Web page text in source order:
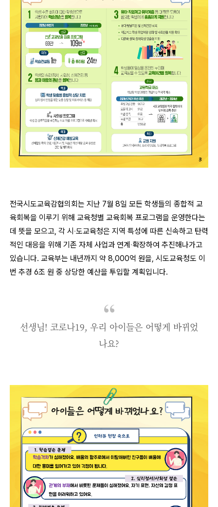
전국시도교육감협의회는 지난 7월 8일 모든 학생들의 종합적 교
육회복을 이루기 위해 교육청별 교육회복 프로그램을 운영한다는
데 뜻을 모으고, 각 시‧도교육청은 지역 특성에 따른 신속하고 탄력
적인 대응을 위해 기존 자체 사업과 연계‧확장하여 추진해나가고
있습니다. 교육부는 내년까지 약 8,000억 원을, 시도교육청도 이
번 추경 6조 원 중 상당한 예산을 투입할 계획입니다.
선생님! 코로나19, 우리 아이들은 어떻게 바뀌었
나요?